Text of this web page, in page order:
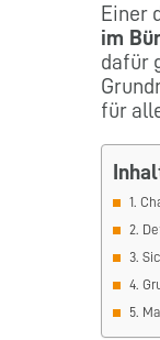
Einer
im
dafür
für
1.
2.
3.
4.
5.